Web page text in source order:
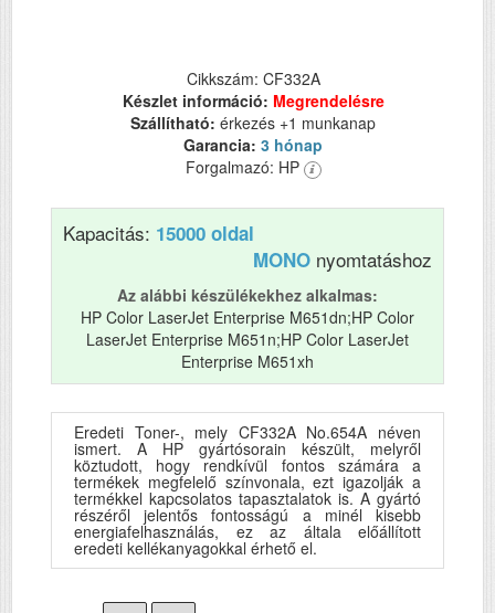
Cikkszám: CF332A
Készlet információ: Megrendelésre
Szállítható: érkezés +1 munkanap
Garancia: 3 hónap
Forgalmazó: HP
Kapacitás: 15000 oldal
MONO nyomtatáshoz
Az alábbi készülékekhez alkalmas:
HP Color LaserJet Enterprise M651dn;HP Color
LaserJet Enterprise M651n;HP Color LaserJet
Enterprise M651xh
Eredeti Toner-, mely CF332A No.654A néven
ismert. A HP gyártósorain készült, melyről
köztudott, hogy rendkívül fontos számára a
termékek megfelelő színvonala, ezt igazolják a
termékkel kapcsolatos tapasztalatok is. A gyártó
részéről jelentős fontosságú a minél kisebb
energiafelhasználás, ez az általa előállított
eredeti kellékanyagokkal érhető el.